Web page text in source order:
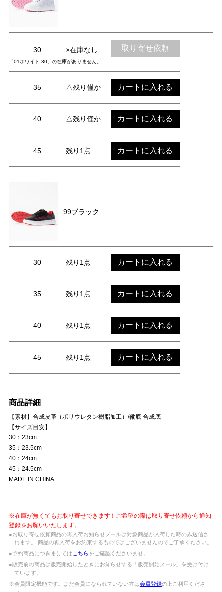
30 ×在庫なし 取り寄せ依頼
「01ホワイト-30」の在庫がありません。
35 △残り僅か カートに入れる
40 △残り僅か カートに入れる
45 残り1点 カートに入れる
99ブラック
30 残り1点 カートに入れる
35 残り1点 カートに入れる
40 残り1点 カートに入れる
45 残り1点 カートに入れる
商品詳細
【素材】合成皮革（ポリウレタン樹脂加工）/靴底 合成底
【サイズ目安】
30：23cm
35：23.5cm
40：24cm
45：24.5cm
MADE IN CHINA
※在庫が無くてもお取り寄せできます！ご希望の際は取り寄せ依頼から通知
登録をお願いいたします。
●お取り寄せ依頼商品の再入荷お知らせメールは対象商品が入荷した時のみ送信さ
れます。 商品の再入荷をお約束するものではございませんのでご了承ください。
●予約商品につきましては こちらをご確認くださいませ。
●販売前の商品は販売開始したときにお知らせする「販売開始メール」を受け付け
ています。
※会員限定機能です。まだ会員になられていない方は会員登録の上ご利用くださ